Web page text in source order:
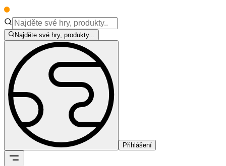
Najděte své hry, produkty...
Přihlášení